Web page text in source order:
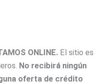
ONLINE. El sitio es
No recibirá ningún
oferta de crédito